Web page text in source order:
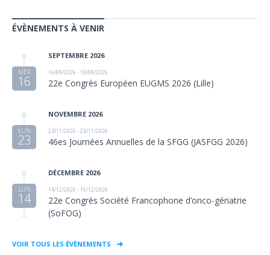
ÉVÈNEMENTS À VENIR
SEPTEMBRE 2026
MER
16
16/09/2026 - 18/09/2026
22e Congrès Européen EUGMS 2026 (Lille)
NOVEMBRE 2026
LUN
23
23/11/2026 - 25/11/2026
46es Journées Annuelles de la SFGG (JASFGG 2026)
DÉCEMBRE 2026
LUN
14
14/12/2026 - 16/12/2026
22e Congrès Société Francophone d’onco-gériatrie
(SoFOG)
VOIR TOUS LES ÉVÈNEMENTS